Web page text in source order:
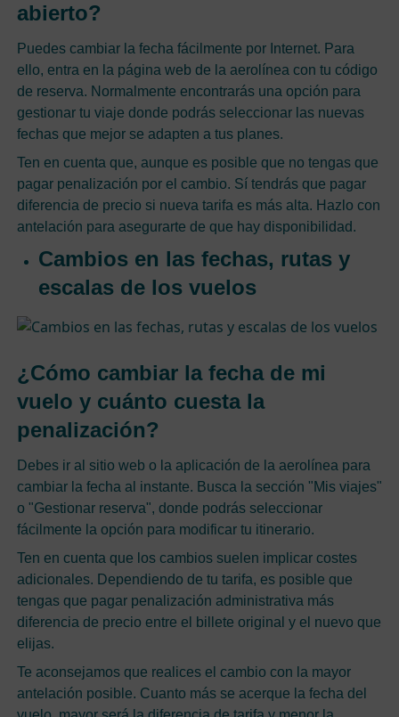
abierto?
Puedes cambiar la fecha fácilmente por Internet. Para
ello, entra en la página web de la aerolínea con tu código
de reserva. Normalmente encontrarás una opción para
gestionar tu viaje donde podrás seleccionar las nuevas
fechas que mejor se adapten a tus planes.
Ten en cuenta que, aunque es posible que no tengas que
pagar penalización por el cambio. Sí tendrás que pagar
diferencia de precio si nueva tarifa es más alta. Hazlo con
antelación para asegurarte de que hay disponibilidad.
Cambios en las fechas, rutas y
escalas de los vuelos
¿Cómo cambiar la fecha de mi
vuelo y cuánto cuesta la
penalización?
Debes ir al sitio web o la aplicación de la aerolínea para
cambiar la fecha al instante. Busca la sección "Mis viajes"
o "Gestionar reserva", donde podrás seleccionar
fácilmente la opción para modificar tu itinerario.
Ten en cuenta que los cambios suelen implicar costes
adicionales. Dependiendo de tu tarifa, es posible que
tengas que pagar penalización administrativa más
diferencia de precio entre el billete original y el nuevo que
elijas.
Te aconsejamos que realices el cambio con la mayor
antelación posible. Cuanto más se acerque la fecha del